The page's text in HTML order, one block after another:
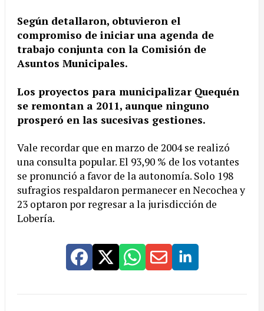
Según detallaron, obtuvieron el
compromiso de iniciar una agenda de
trabajo conjunta con la Comisión de
Asuntos Municipales.
Los proyectos para municipalizar Quequén
se remontan a 2011, aunque ninguno
prosperó en las sucesivas gestiones.
Vale recordar que en marzo de 2004 se realizó
una consulta popular. El 93,90 % de los votantes
se pronunció a favor de la autonomía. Solo 198
sufragios respaldaron permanecer en Necochea y
23 optaron por regresar a la jurisdicción de
Lobería.